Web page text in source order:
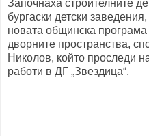
Започнаха строителните
бургаски детски
новата общинска
дворните пространства,
Николов, който проследи
работи в ДГ „Звездица“.